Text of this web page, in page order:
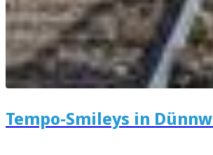
Tempo-Smileys in